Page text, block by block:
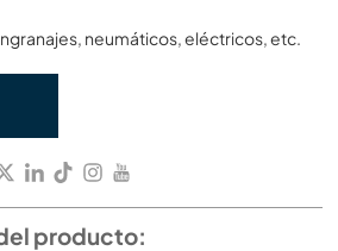
neumáticos, eléctricos, etc.
producto: